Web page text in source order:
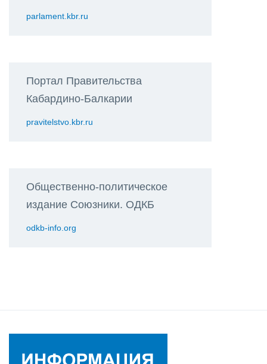
parlament.kbr.ru
Портал Правительства
Кабардино-Балкарии
pravitelstvo.kbr.ru
Общественно-политическое
издание Союзники. ОДКБ
odkb-info.org